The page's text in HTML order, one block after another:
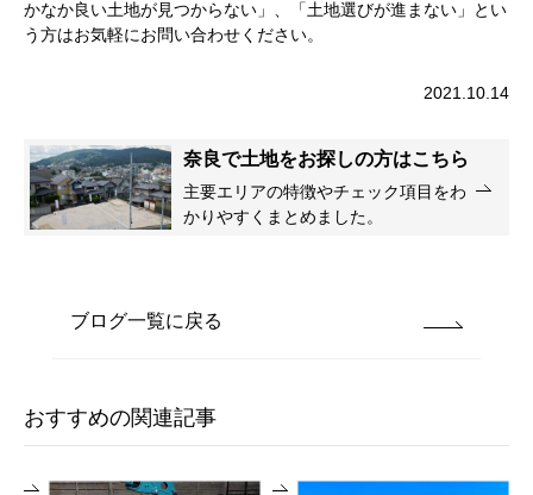
かなか良い土地が見つからない」、「土地選びが進まない」とい
う方はお気軽にお問い合わせください。
2021.10.14
奈良で土地をお探しの方はこちら
主要エリアの特徴やチェック項目をわ
かりやすくまとめました。
ブログ一覧に戻る
おすすめの関連記事